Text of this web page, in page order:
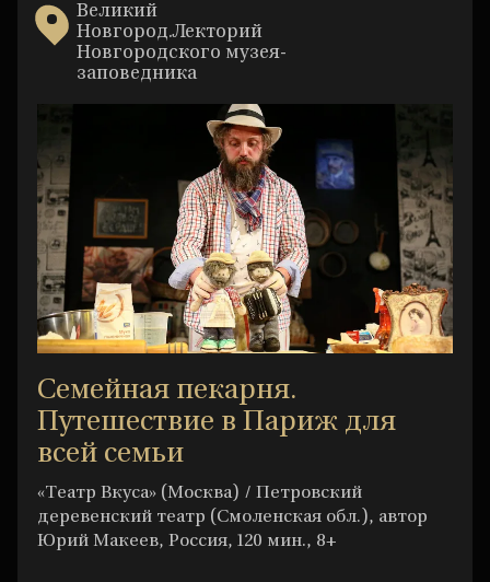
ноября
Великий
Новгород.Лекторий
Новгородского музея-
заповедника
Семейная пекарня.
Путешествие в Париж для
всей семьи
«Театр Вкуса» (Москва) / Петровский
деревенский театр (Смоленская обл.), автор
Юрий Макеев, Россия, 120 мин., 8+